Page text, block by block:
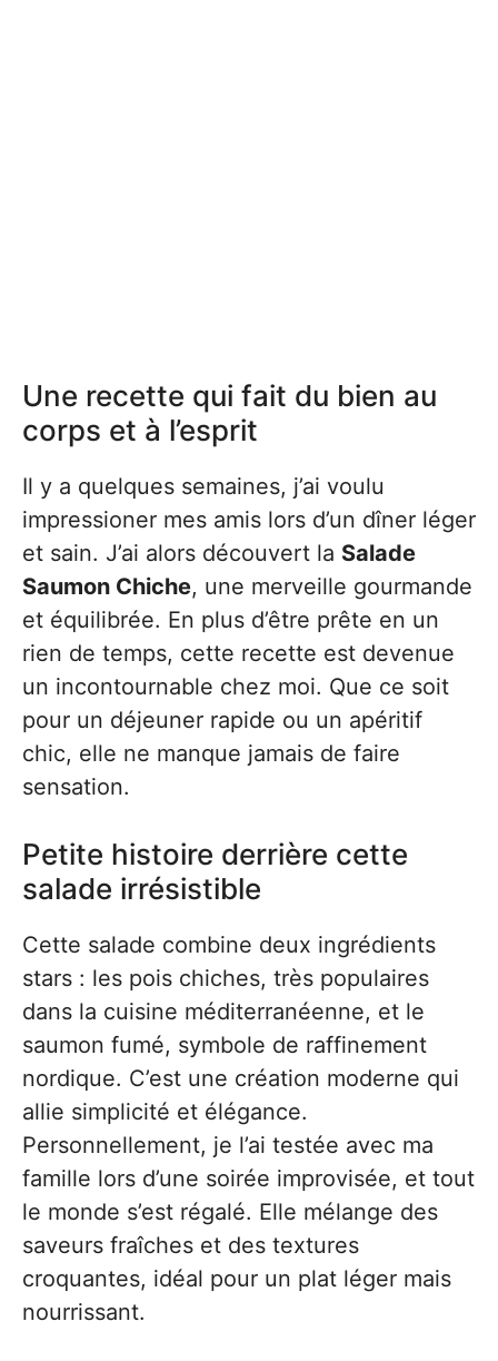
Une recette qui fait du bien au
corps et à l’esprit
Il y a quelques semaines, j’ai voulu
impressioner mes amis lors d’un dîner léger
et sain. J’ai alors découvert la Salade
Saumon Chiche, une merveille gourmande
et équilibrée. En plus d’être prête en un
rien de temps, cette recette est devenue
un incontournable chez moi. Que ce soit
pour un déjeuner rapide ou un apéritif
chic, elle ne manque jamais de faire
sensation.
Petite histoire derrière cette
salade irrésistible
Cette salade combine deux ingrédients
stars : les pois chiches, très populaires
dans la cuisine méditerranéenne, et le
saumon fumé, symbole de raffinement
nordique. C’est une création moderne qui
allie simplicité et élégance.
Personnellement, je l’ai testée avec ma
famille lors d’une soirée improvisée, et tout
le monde s’est régalé. Elle mélange des
saveurs fraîches et des textures
croquantes, idéal pour un plat léger mais
nourrissant.